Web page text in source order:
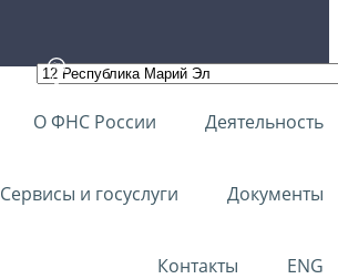
О ФНС России Деятельность
Сервисы и госуслуги Документы
Контакты ENG